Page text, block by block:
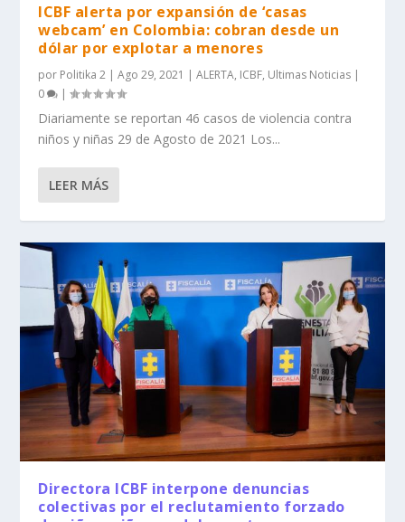
ICBF alerta por expansión de ‘casas
webcam’ en Colombia: cobran desde un
dólar por explotar a menores
por Politika 2 |Ago 29, 2021 |ALERTA, ICBF, Ultimas Noticias |
0
|
Diariamente se reportan 46 casos de violencia contra
niños y niñas 29 de Agosto de 2021 Los...
LEER MÁS
Directora ICBF interpone denuncias
colectivas por el reclutamiento forzado